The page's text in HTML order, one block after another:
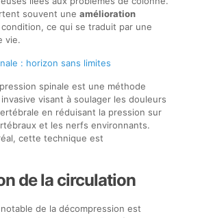
souvent une amélioration
ce qui se traduit par une
vie.
: horizon sans limites
spinale est une méthode
visant à soulager les douleurs
en réduisant la pression sur
et les nerfs environnants.
cette technique est
de la circulation
de la décompression est